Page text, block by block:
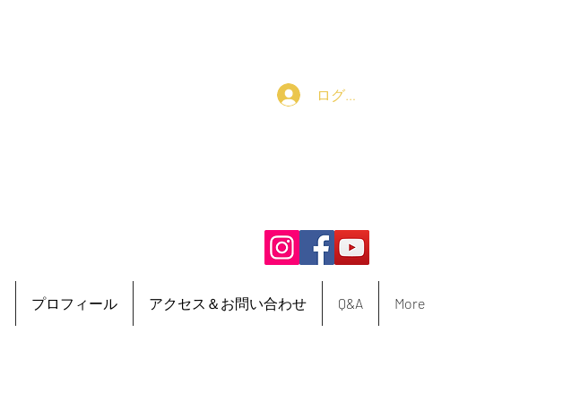
ログイン
プロフィール アクセス＆お問い合わせ Q&A More